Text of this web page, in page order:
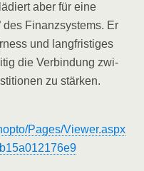
aber für eine
des Finanz­sys­tems. Er
und lang­fris­ti­ges
die Ver­bin­dung zwi­
zu stärken.
Pages/Viewer.aspx